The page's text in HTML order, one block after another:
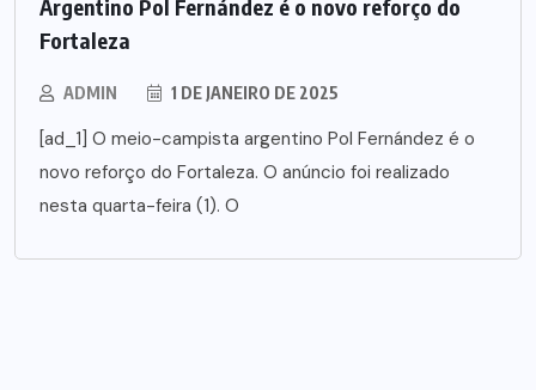
Argentino Pol Fernández é o novo reforço do
Fortaleza
ADMIN 1 DE JANEIRO DE 2025
[ad_1] O meio-campista argentino Pol Fernández é o
novo reforço do Fortaleza. O anúncio foi realizado
nesta quarta-feira (1). O